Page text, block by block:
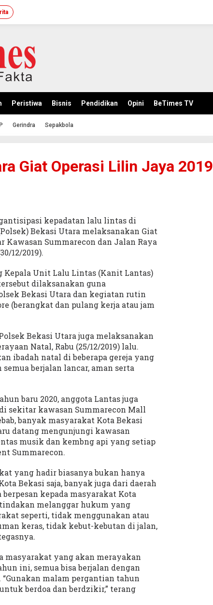
Peristiwa Bisnis Pendidikan Opini BeTimes TV
Gerindra Sepakbola
Giat Operasi Lilin Jaya 2019
kepadatan lalu lintas di
Bekasi Utara melaksanakan Giat
Kawasan Summarecon dan Jalan Raya
12/2019).
Unit Lalu Lintas (Kanit Lantas)
dilaksanakan guna
Bekasi Utara dan kegiatan rutin
(berangkat dan pulang kerja atau jam
Bekasi Utara juga melaksanakan
Natal, Rabu (25/12/2019) lalu.
ibadah natal di beberapa gereja yang
berjalan lancar, aman serta
baru 2020, anggota Lantas juga
sekitar kawasan Summarecon Mall
banyak masyarakat Kota Bekasi
datang mengunjungi kawasan
musik dan kembng api yang setiap
Summarecon.
yang hadir biasanya bukan hanya
Bekasi saja, banyak juga dari daerah
kepada masyarakat Kota
melanggar hukum yang
seperti, tidak menggunakan atau
keras, tidak kebut-kebutan di jalan,
masyarakat yang akan merayakan
ini, semua bisa berjalan dengan
malam pergantian tahun
berdoa dan berdzikir,” terang